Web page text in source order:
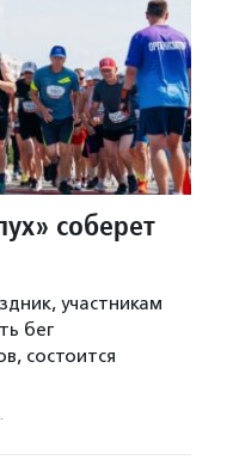
соберет
участникам
бег
состоится